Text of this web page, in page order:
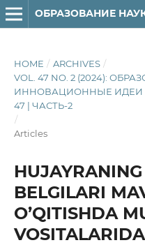
HOME / ARCHIVES /
VOL. 47 NO. 2 (2024):
ИННОВАЦИОННЫЕ ИДЕИ
47 | ЧАСТЬ-2
/
Articles
BELGILARI
O’QITISHDA